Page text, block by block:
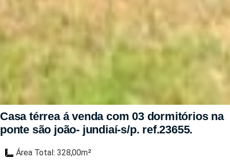
Casa térrea á venda com 03 dormitórios na
ponte são joão- jundiaí-s/p. ref.23655.
Área Total: 328,00m²